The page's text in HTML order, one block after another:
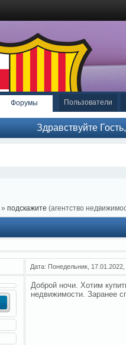
Форумы Пользователи
Здравствуйте
» подскажите (агентство
Дата: Понедельник,
Доброй ночи. Хотим
недвижимости. Заранее